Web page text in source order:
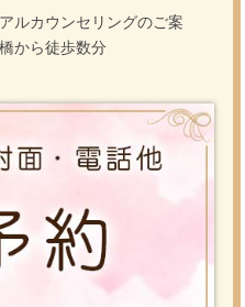
ルカウンセリングのご案
から徒歩数分